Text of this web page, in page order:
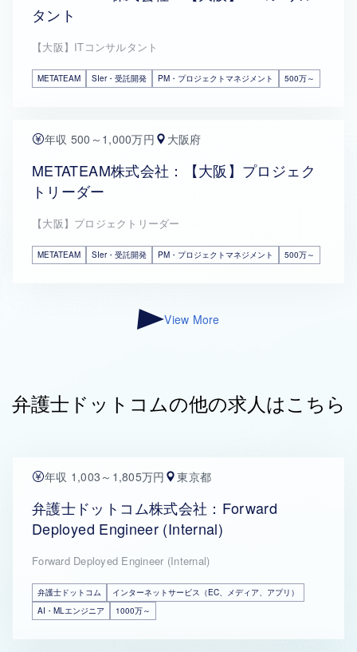
タント
【大阪】ITコンサルタント
METATEAM SIer・受託開発 PM・プロジェクトマネジメント 500万～
年収 500～1,000万円 大阪府
METATEAM株式会社：【大阪】プロジェク
トリーダー
【大阪】プロジェクトリーダー
METATEAM SIer・受託開発 PM・プロジェクトマネジメント 500万～
View More
弁護士ドットコムの他の求人はこちら
年収 1,003～1,805万円 東京都
弁護士ドットコム株式会社：Forward
Deployed Engineer (Internal)
Forward Deployed Engineer (Internal)
弁護士ドットコム
インターネットサービス（EC、メディア、アプリ）
AI・MLエンジニア
1000万～